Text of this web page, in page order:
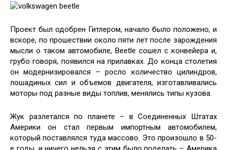
Проект был одобрен Гитлером, начало было положено, и
вскоре, по прошествии около пяти лет после зарождения
мысли о таком автомобиле, Beetle сошел с конвейера и,
грубо говоря, появился на прилавках. До конца столетия
он модернизировался – росло количество цилиндров,
лошадиных сил и объемов двигателя, изготавливались
моторы под разные виды топлив, менялись типы кузова.
Жук разлетался по планете – в Соединенных Штатах
Америки он стал первым импортным автомобилем,
который поставлялся туда массово. Это произошло в 50-